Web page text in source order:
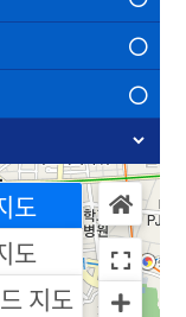
도
도
지도